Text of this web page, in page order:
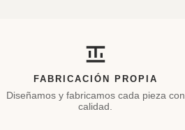
FABRICACIÓN PROPIA
Diseñamos y fabricamos cada pieza con
calidad.